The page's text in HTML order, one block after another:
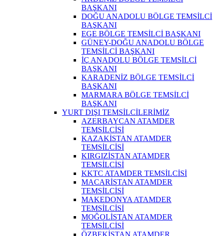
BAŞKANI
DOĞU ANADOLU BÖLGE TEMSİLCİ
BAŞKANI
EGE BÖLGE TEMSİLCİ BAŞKANI
GÜNEY-DOĞU ANADOLU BÖLGE
TEMSİLCİ BAŞKANI
İÇ ANADOLU BÖLGE TEMSİLCİ
BAŞKANI
KARADENİZ BÖLGE TEMSİLCİ
BAŞKANI
MARMARA BÖLGE TEMSİLCİ
BAŞKANI
YURT DIŞI TEMSİLCİLERİMİZ
AZERBAYCAN ATAMDER
TEMSİLCİSİ
KAZAKİSTAN ATAMDER
TEMSİLCİSİ
KIRGIZİSTAN ATAMDER
TEMSİLCİSİ
KKTC ATAMDER TEMSİLCİSİ
MACARİSTAN ATAMDER
TEMSİLCİSİ
MAKEDONYA ATAMDER
TEMSİLCİSİ
MOĞOLİSTAN ATAMDER
TEMSİLCİSİ
ÖZBEKİSTAN ATAMDER